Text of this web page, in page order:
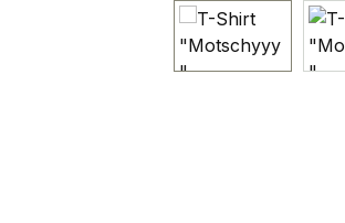
Bildergalerie überspringen